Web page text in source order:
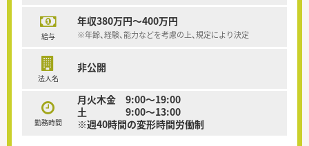
給与
年収380万円～400万円
※年齢、経験、能力などを考慮の上、規定により決定
法人名
非公開
勤務時間
月火木金 9:00～19:00
土 9:00～13:00
※週40時間の変形時間労働制